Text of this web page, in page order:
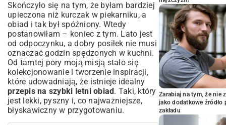
Skończyło się na tym, że byłam bardziej
upieczona niż kurczak w piekarniku, a
obiad i tak był spóźniony. Wtedy
postanowiłam – koniec z tym. Lato jest
od odpoczynku, a dobry posiłek nie musi
oznaczać godzin spędzonych w kuchni.
Od tamtej pory moją misją stało się
kolekcjonowanie i tworzenie inspiracji,
które udowadniają, że istnieje idealny
przepis na szybki letni obiad. Taki, który
jest lekki, pyszny i, co najważniejsze,
błyskawiczny w przygotowaniu.
Zarabiaj na tym, że nie
jako dodatkowe
zakładu